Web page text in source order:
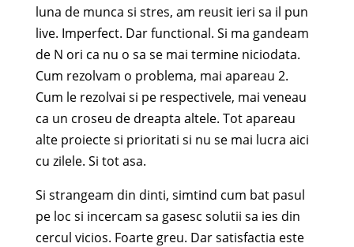
luna de munca si stres, am reusit ieri sa il pun
live. Imperfect. Dar functional. Si ma gandeam
de N ori ca nu o sa se mai termine niciodata.
Cum rezolvam o problema, mai apareau 2.
Cum le rezolvai si pe respectivele, mai veneau
ca un croseu de dreapta altele. Tot apareau
alte proiecte si prioritati si nu se mai lucra aici
cu zilele. Si tot asa.
Si strangeam din dinti, simtind cum bat pasul
pe loc si incercam sa gasesc solutii sa ies din
cercul vicios. Foarte greu. Dar satisfactia este